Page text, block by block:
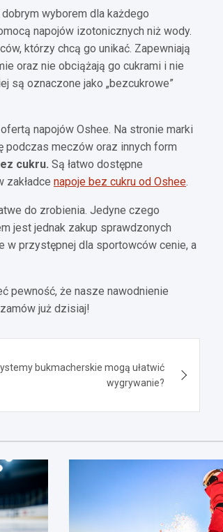
wyborem dla każdego
napojów izotonicznych niż wody.
którzy chcą go unikać. Zapewniają
oraz nie obciążają go cukrami i nie
są oznaczone jako „bezcukrowe”
napojów Oshee. Na stronie marki
podczas meczów oraz innych form
cukru. Są łatwo dostępne
zakładce napoje bez cukru od Oshee.
do zrobienia. Jedyne czego
jest jednak zakup sprawdzonych
w przystępnej dla sportowców cenie, a
pewność, że nasze nawodnienie
już dzisiaj!
bukmacherskie mogą ułatwić
wygrywanie?